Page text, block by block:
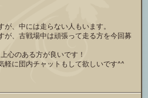
、中には走らない人もいます。
が、古戦場中は頑張って走る方を今回募
心のある方が良いです！
軽に団内チャットもして欲しいです^^